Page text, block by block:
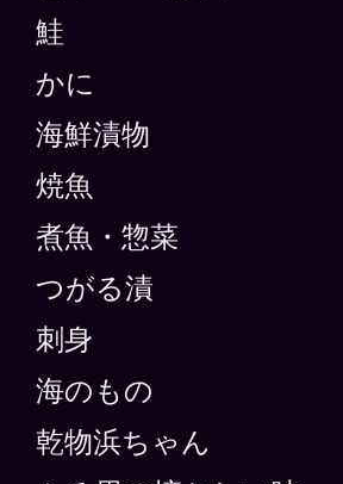
鮭
かに
海鮮漬物
焼魚
煮魚・惣菜
つがる漬
刺身
海のもの
乾物浜ちゃん